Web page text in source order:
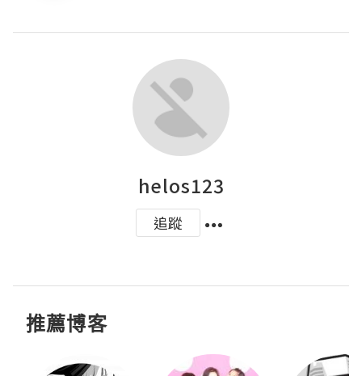
helos123
追蹤
推薦博客